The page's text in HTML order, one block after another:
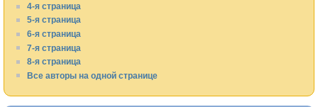
4-я страница
5-я страница
6-я страница
7-я страница
8-я страница
Все авторы на одной странице